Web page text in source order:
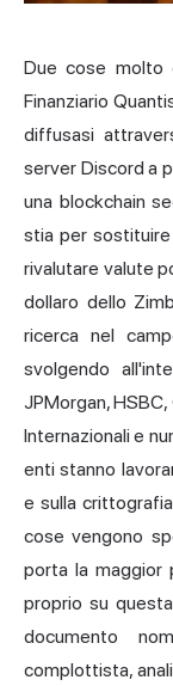
Due cose molto
Finanziario
diffusasi
server Discord a
una blockchain
stia per sostituire
rivalutare valute
dollaro dello
ricerca nel
svolgendo
JPMorgan,
Internazionali e
enti stanno
e sulla
cose vengono
porta la maggior
proprio su
documento
complottista,